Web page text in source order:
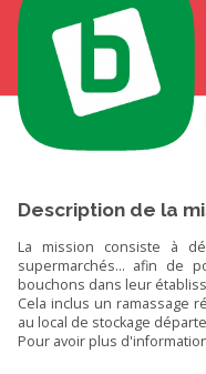
Description de la
La mission consiste à
supermarchés... afin de
bouchons dans leur
Cela inclus un ramassage
au local de stockage
Pour avoir plus